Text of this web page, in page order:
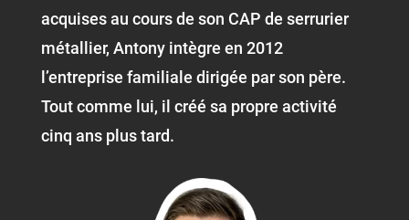
acquises au cours de son CAP de serrurier
métallier, Antony intègre en 2012
l’entreprise familiale dirigée par son père.
Tout comme lui, il créé sa propre activité
cinq ans plus tard.